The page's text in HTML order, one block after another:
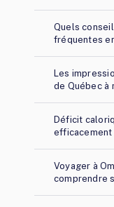
Quels
fréquentes
Les
de Québec à
Déficit
efficacement
Voyager à
comprendre